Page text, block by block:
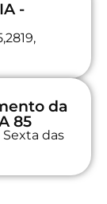
-
da
85
das